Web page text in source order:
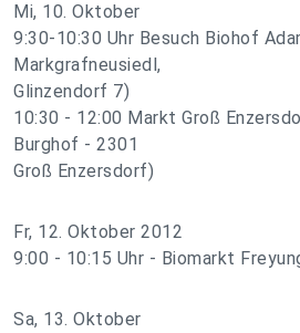
Mi, 10. Oktober
9:30-10:30 Uhr Besuch Biohof
Markgrafneusiedl,
Glinzendorf 7)
10:30 - 12:00 Markt Groß
Burghof - 2301
Groß Enzersdorf)
Fr, 12. Oktober 2012
9:00 - 10:15 Uhr - Biomarkt
Sa, 13. Oktober